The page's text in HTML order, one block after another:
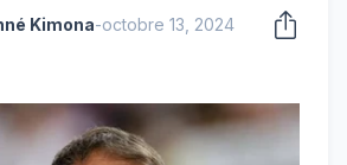
Kimona-octobre 13, 2024